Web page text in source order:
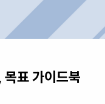
표 가이드북